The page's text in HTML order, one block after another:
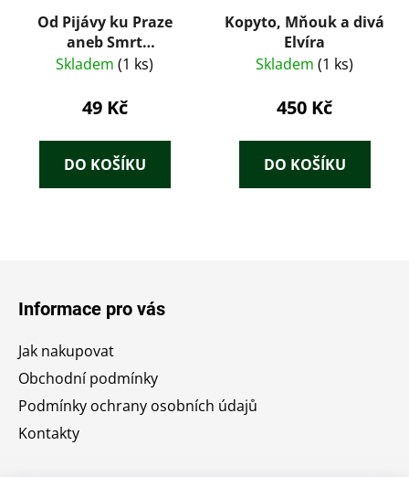
Od Pijávy ku Praze
aneb Smrt
Imperiálistům
Skladem (1 ks)
49 Kč
DO KOŠÍKU
Kopyto, Mňouk a divá
Elvíra
Skladem (1 ks)
450 Kč
DO KOŠÍKU
Informace pro vás
Jak nakupovat
Obchodní podmínky
Podmínky ochrany osobních údajů
Kontakty